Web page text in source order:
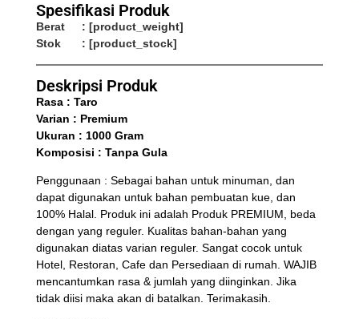
Spesifikasi Produk
Berat
: [product_weight]
Stok
: [product_stock]
Deskripsi Produk
Rasa : Taro
Varian : Premium
Ukuran : 1000 Gram
Komposisi : Tanpa Gula
Penggunaan : Sebagai bahan untuk minuman, dan
dapat digunakan untuk bahan pembuatan kue, dan
100% Halal. Produk ini adalah Produk PREMIUM, beda
dengan yang reguler. Kualitas bahan-bahan yang
digunakan diatas varian reguler. Sangat cocok untuk
Hotel, Restoran, Cafe dan Persediaan di rumah. WAJIB
mencantumkan rasa & jumlah yang diinginkan. Jika
tidak diisi maka akan di batalkan. Terimakasih.